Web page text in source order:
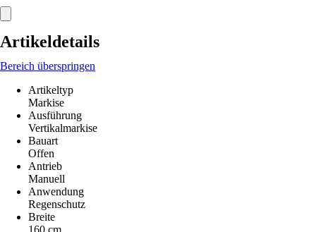
Artikeldetails
Bereich überspringen
Artikeltyp
Markise
Ausführung
Vertikalmarkise
Bauart
Offen
Antrieb
Manuell
Anwendung
Regenschutz
Breite
160 cm